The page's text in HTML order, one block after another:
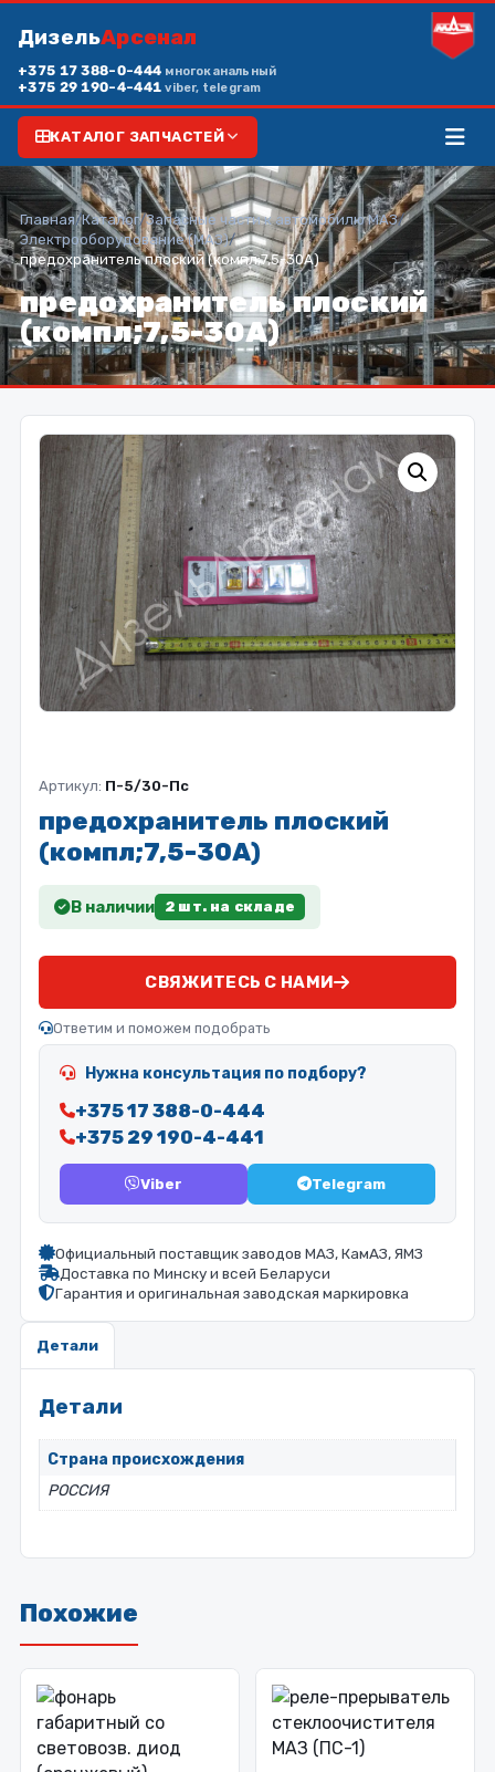
ДизельАрсенал
+375 17 388-0-444 многоканальный
+375 29 190-4-441viber, telegram
КАТАЛОГ ЗАПЧАСТЕЙ
Главная/Каталог/Запасные части к автомобилю МАЗ/
Электрооборудование (МАЗ)/
предохранитель плоский (компл;7,5-30А)
предохранитель плоский
(компл;7,5-30А)
Артикул: П-5/30-Пс
предохранитель плоский
(компл;7,5-30А)
В наличии 2 шт. на складе
СВЯЖИТЕСЬ С НАМИ
Ответим и поможем подобрать
Нужна консультация по подбору?
+375 17 388-0-444
+375 29 190-4-441
Viber Telegram
Официальный поставщик заводов МАЗ, КамАЗ, ЯМЗ
Доставка по Минску и всей Беларуси
Гарантия и оригинальная заводская маркировка
Детали
Детали
Страна происхождения
РОССИЯ
Похожие